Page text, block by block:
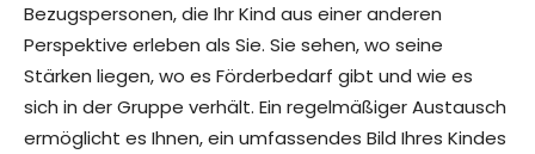
Bezugspersonen, die Ihr Kind aus einer anderen
Perspektive erleben als Sie. Sie sehen, wo seine
Stärken liegen, wo es Förderbedarf gibt und wie es
sich in der Gruppe verhält. Ein regelmäßiger Austausch
ermöglicht es Ihnen, ein umfassendes Bild Ihres Kindes